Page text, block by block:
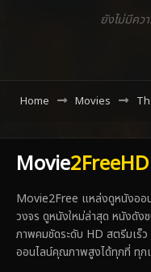
ยังไม่มีคว
Home Movies
Movie2FreeHD
Movie2Free แหล่งดูหนังออ
วงจร ดูหนังใหม่ล่าสุด หนังดั
ภาพคมชัดระดับ HD สตรีมเร็
ออนไลน์คุณภาพสูงได้ทุกที่ ทุก